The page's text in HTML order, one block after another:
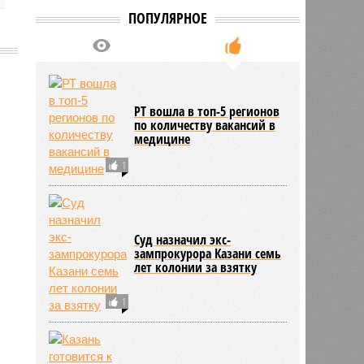
ПОПУЛЯРНОЕ
1
РТ вошла в топ-5 регионов
по количеству вакансий в
медицине
1
Суд назначил экс-
зампрокурора Казани семь
лет колонии за взятку